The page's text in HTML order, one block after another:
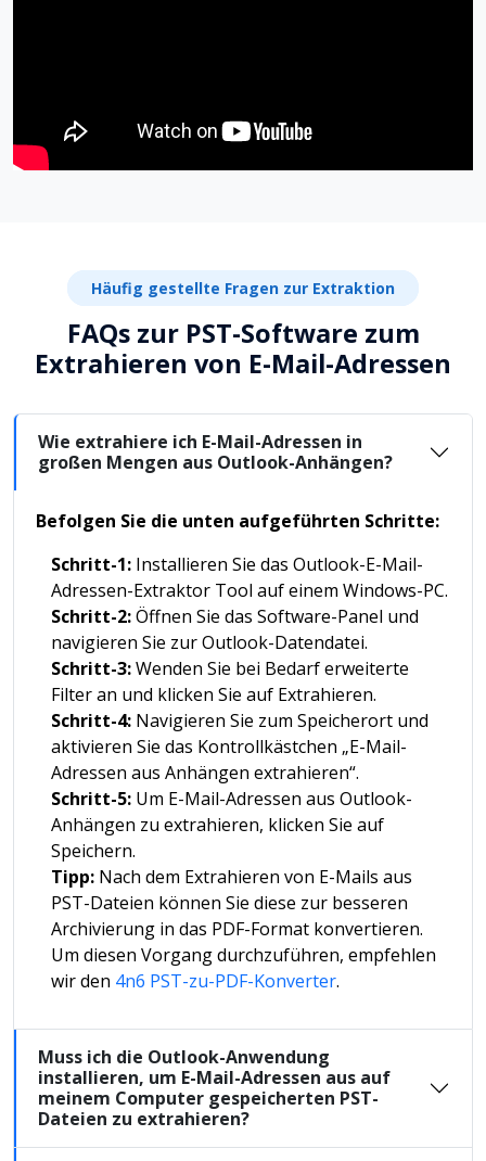
Häufig gestellte Fragen zur Extraktion
FAQs zur PST-Software zum
Extrahieren von E-Mail-Adressen
Wie extrahiere ich E-Mail-Adressen in
großen Mengen aus Outlook-Anhängen?
Befolgen Sie die unten aufgeführten Schritte:
Schritt-1: Installieren Sie das Outlook-E-Mail-
Adressen-Extraktor Tool auf einem Windows-PC.
Schritt-2:Öffnen Sie das Software-Panel und
navigieren Sie zur Outlook-Datendatei.
Schritt-3:Wenden Sie bei Bedarf erweiterte
Filter an und klicken Sie auf Extrahieren.
Schritt-4: Navigieren Sie zum Speicherort und
aktivieren Sie das Kontrollkästchen „E-Mail-
Adressen aus Anhängen extrahieren“.
Schritt-5: Um E-Mail-Adressen aus Outlook-
Anhängen zu extrahieren, klicken Sie auf
Speichern.
Tipp: Nach dem Extrahieren von E-Mails aus
PST-Dateien können Sie diese zur besseren
Archivierung in das PDF-Format konvertieren.
Um diesen Vorgang durchzuführen, empfehlen
wir den 4n6 PST-zu-PDF-Konverter.
Muss ich die Outlook-Anwendung
installieren, um E-Mail-Adressen aus auf
meinem Computer gespeicherten PST-
Dateien zu extrahieren?